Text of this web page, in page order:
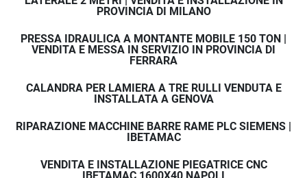
PROVINCIA DI MILANO
PRESSA IDRAULICA A MONTANTE MOBILE 150 TON |
VENDITA E MESSA IN SERVIZIO IN PROVINCIA DI
FERRARA
CALANDRA PER LAMIERA A TRE RULLI VENDUTA E
INSTALLATA A GENOVA
RIPARAZIONE MACCHINE BARRE RAME PLC SIEMENS |
IBETAMAC
VENDITA E INSTALLAZIONE PIEGATRICE CNC